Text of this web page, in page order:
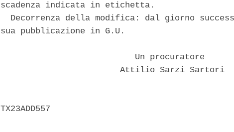
scadenza indicata in etichetta.
Decorrenza della modifica: dal giorno
sua pubblicazione in G.U.
                           Un procuratore
                        Attilio Sarzi Sartori